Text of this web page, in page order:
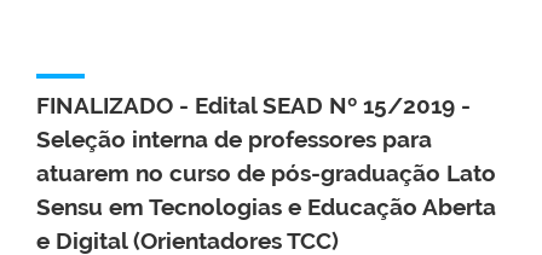
FINALIZADO - Edital SEAD Nº 15/2019 -
Seleção interna de professores para
atuarem no curso de pós-graduação Lato
Sensu em Tecnologias e Educação Aberta
e Digital (Orientadores TCC)